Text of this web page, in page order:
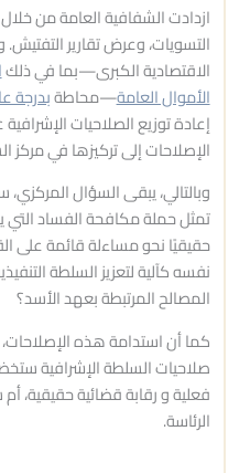
ازدادت الشفافية العامة من
التسويات، وعرض تقارير التفتيش.
الاقتصادية الكبرى—بما في ذلك
الأموال العامة—محاطةبدرجة
إعادة توزيع الصلاحيات
الإصلاحات إلى تركيزها في مركز
وبالتالي، يبقى السؤال
تمثل حملة مكافحة الفساد التي
حقيقيًا نحو مساءلة قائمة على
نفسه كآلية لتعزيز السلطة
المصالح المرتبطة بعهد الأسد؟
كما أن استدامة هذه
صلاحيات السلطة الإشرافية
فعلية و رقابة قضائية
الرئاسة.